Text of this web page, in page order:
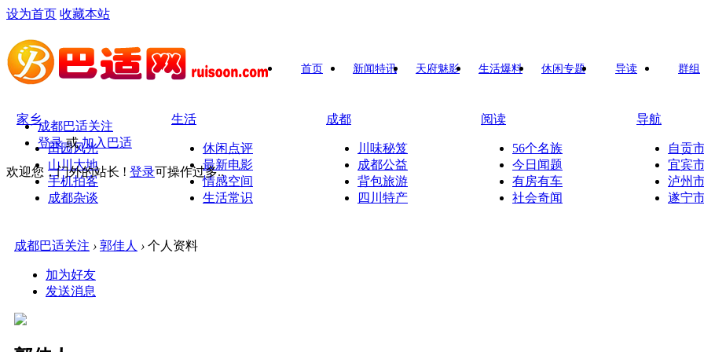
设为首页 收藏本站
成都巴适关注
登录 或 加入巴适
欢迎您，门外的站长 ! 登录可操作过多..
首页 新闻特讯 天府魅影 生活爆料 休闲专题 导读 群组
家乡
田园风光
山川大地
手机拍客
成都杂谈
生活
休闲点评
最新电影
情感空间
生活常识
成都
川味秘笈
成都公益
背包旅游
四川特产
阅读
56个名族
今日闻题
有房有车
社会奇闻
导航
自贡
宜宾
泸州
遂宁
成都巴适关注 › 郭佳人 › 个人资料
加为好友
发送消息